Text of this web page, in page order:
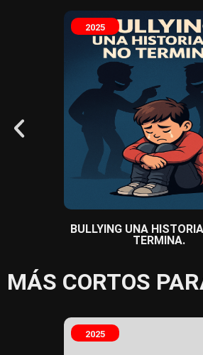
2025
BULLYING UNA
TERMINA.
MÁS CORTOS
2025